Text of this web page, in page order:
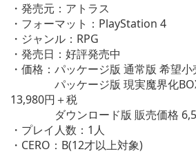
・発売元：アトラス
・フォーマット：PlayStation 4
・ジャンル：RPG
・発売日：好評発売中
・価格：パッケージ版 通常版 希望
パッケージ版 現実魔界化BOX
13,980円＋税
ダウンロード版 販売価格
・プレイ人数：1人
・CERO：B(12才以上対象)